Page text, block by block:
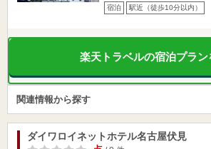
宿泊 駅近（徒歩10分以内）
楽天トラベルの宿泊プラン
関連情報から探す
ダイワロイネットホテル名古屋伏見